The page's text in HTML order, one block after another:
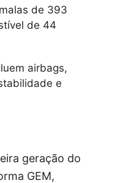
de 393
de 44
airbags,
e
geração do
GEM,